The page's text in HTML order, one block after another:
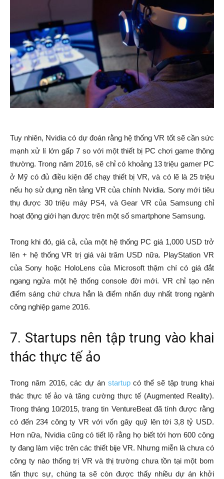
Tuy nhiên, Nvidia có dự đoán rằng hệ thống VR tốt sẽ cần sức
mạnh xử lí lớn gấp 7 so với một thiết bị PC chơi game thông
thường. Trong năm 2016, sẽ chỉ có khoảng 13 triệu gamer PC
ở Mỹ có đủ điều kiện để chạy thiết bị VR, và có lẽ là 25 triệu
nếu họ sử dụng nền tảng VR của chính Nvidia. Sony mới tiêu
thụ được 30 triệu máy PS4, và Gear VR của Samsung chỉ
hoạt động giới hạn được trên một số smartphone Samsung.
Trong khi đó, giá cả, của một hệ thống PC giá 1,000 USD trở
lên + hệ thống VR trị giá vài trăm USD nữa. PlayStation VR
của Sony hoặc HoloLens của Microsoft thậm chí có giá đắt
ngang ngửa một hệ thống console đời mới. VR chỉ tạo nên
điểm sáng chứ chưa hẳn là điểm nhấn duy nhất trong ngành
công nghiệp game 2016.
7. Startups nên tập trung vào khai
thác thực tế ảo
Trong năm 2016, các dự án startupcó thể sẽ tập trung khai
thác thực tế ảo và tăng cường thực tế (Augmented Reality).
Trong tháng 10/2015, trang tin VentureBeat đã tính được rằng
có đến 234 công ty VR với vốn gây quỹ lên tới 3,8 tỷ USD.
Hơn nữa, Nvidia cũng có tiết lộ rằng họ biết tới hơn 600 công
ty đang làm việc trên các thiết bije VR. Nhưng miễn là chưa có
công ty nào thống trị VR và thị trường chưa tồn tại một bom
tấn thực sự, chúng ta sẽ còn được thấy nhiều dự án khởi